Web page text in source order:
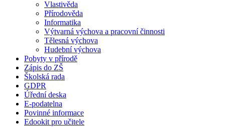
Vlastivěda
Přírodověda
Informatika
Výtvarná výchova a pracovní činnosti
Tělesná výchova
Hudební výchova
Pobyty v přírodě
Zápis do ZŠ
Školská rada
GDPR
Úřední deska
E-podatelna
Povinné informace
Edookit pro učitele